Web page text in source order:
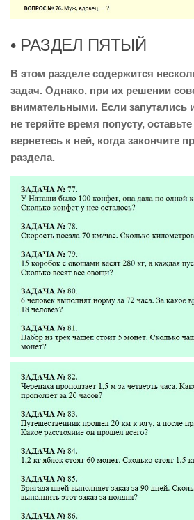
• РАЗДЕЛ ПЯТЫЙ
В этом разделе содержится
задач. Однако, при их решении
внимательными. Если запутались
не теряйте время попусту,
вернетесь к ней, когда закончите
раздела.